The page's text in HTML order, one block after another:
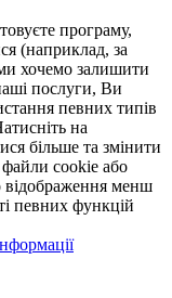
програму,
(наприклад, за
хочемо залишити
послуги, Ви
певних типів
на
більше та змінити
cookie або
відображення менш
певних функцій